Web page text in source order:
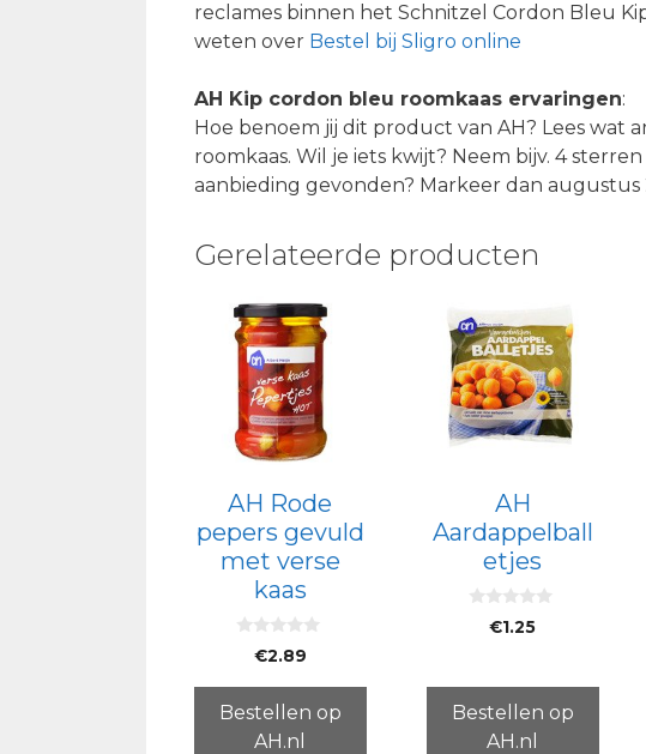
reclames binnen het Schnitzel Cordon Bleu
weten over Bestel bij Sligro online
AH Kip cordon bleu roomkaas ervaringen:
Hoe benoem jij dit product van AH? Lees wat
roomkaas. Wil je iets kwijt? Neem bijv. 4
aanbieding gevonden? Markeer dan augustus
Gerelateerde producten
AH Rode
pepers gevuld
met verse
kaas
5
€2.89
Bestellen op
AH.nl
AH
Aardappelball
etjes
€1.25
Bestellen op
AH.nl